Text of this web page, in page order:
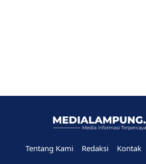
Tentang Kami Redaksi Kontak